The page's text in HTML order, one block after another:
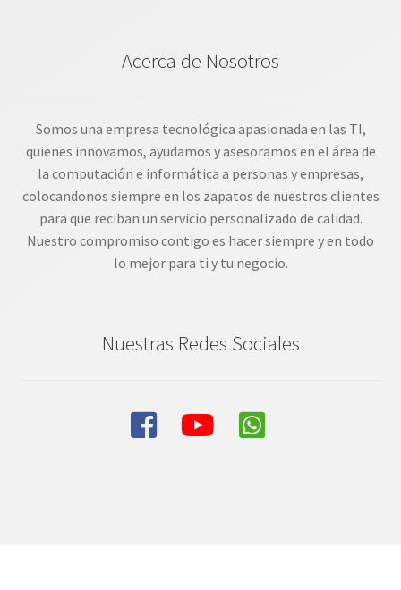
Acerca de Nosotros
Somos una empresa tecnológica apasionada en las TI,
quienes innovamos, ayudamos y asesoramos en el área de
la computación e informática a personas y empresas,
colocandonos siempre en los zapatos de nuestros clientes
para que reciban un servicio personalizado de calidad.
Nuestro compromiso contigo es hacer siempre y en todo
lo mejor para ti y tu negocio.
Nuestras Redes Sociales